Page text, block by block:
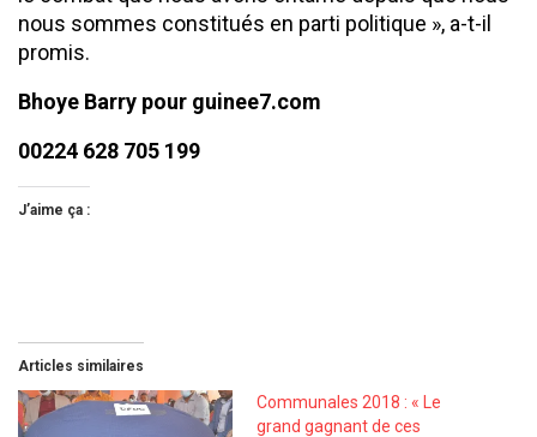
nous sommes constitués en parti politique », a-t-il
promis.
Bhoye Barry pour guinee7.com
00224 628 705 199
J’aime ça :
Articles similaires
Communales 2018 : « Le
grand gagnant de ces